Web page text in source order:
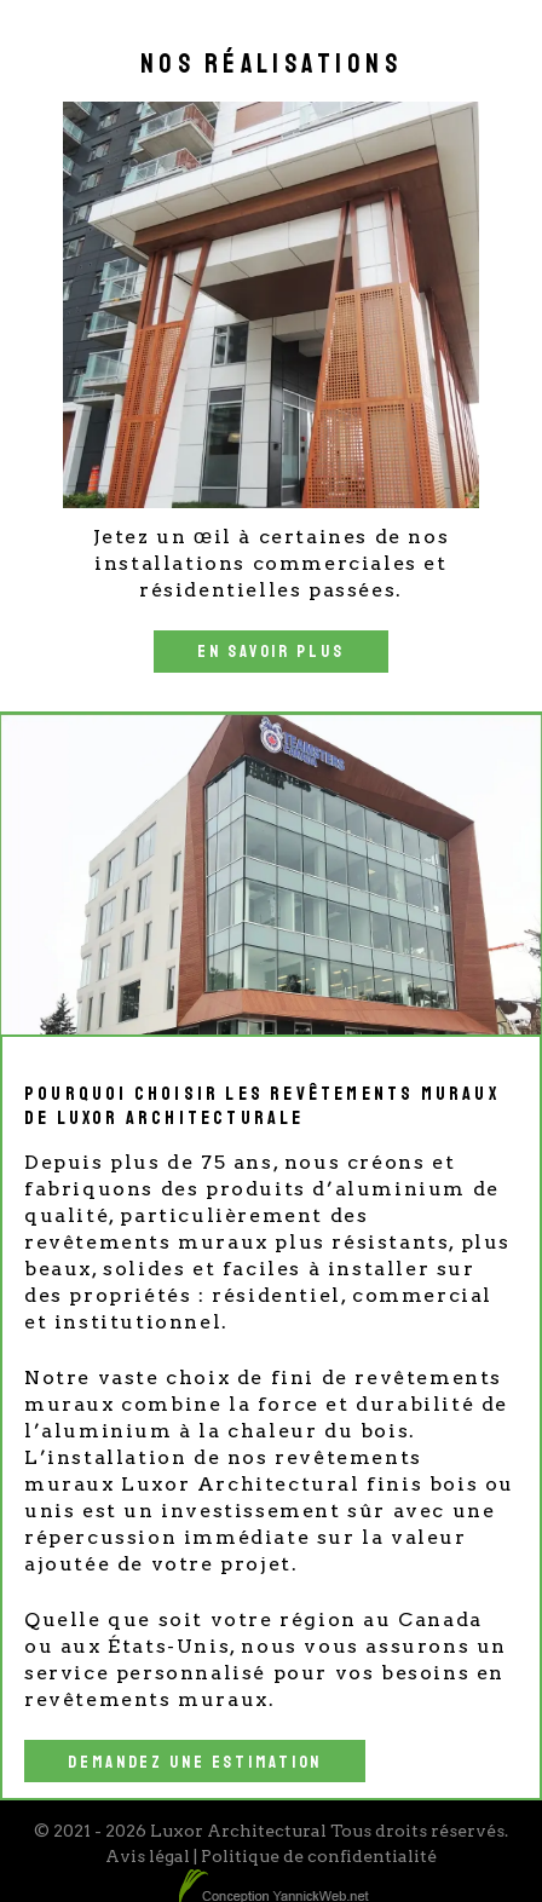
Nos réalisations
Jetez un œil à certaines de nos
installations commerciales et
résidentielles passées.
EN SAVOIR PLUS
Pourquoi choisir les revêtements muraux
de Luxor Architecturale
Depuis plus de 75 ans, nous créons et
fabriquons des produits d’aluminium de
qualité, particulièrement des
revêtements muraux plus résistants, plus
beaux, solides et faciles à installer sur
des propriétés : résidentiel, commercial
et institutionnel.
Notre vaste choix de fini de revêtements
muraux combine la force et durabilité de
l’aluminium à la chaleur du bois.
L’installation de nos revêtements
muraux Luxor Architectural finis bois ou
unis est un investissement sûr avec une
répercussion immédiate sur la valeur
ajoutée de votre projet.
Quelle que soit votre région au Canada
ou aux États-Unis, nous vous assurons un
service personnalisé pour vos besoins en
revêtements muraux.
DEMANDEZ UNE ESTIMATION
© 2021 - 2026 Luxor Architectural Tous droits réservés.
Avis légal
Politique de confidentialité